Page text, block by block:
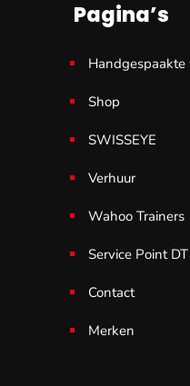
Pagina’s
Handgespaakte
Shop
SWISSEYE
Verhuur
Wahoo Trainers
Service Point
Contact
Merken